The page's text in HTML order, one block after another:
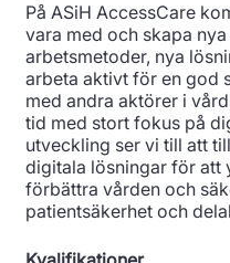
På ASiH AccessCare
vara med och skapa nya
arbetsmetoder, nya
arbeta aktivt för en god
med andra aktörer i
tid med stort fokus på
utveckling ser vi till att
digitala lösningar för att
förbättra vården och
patientsäkerhet och